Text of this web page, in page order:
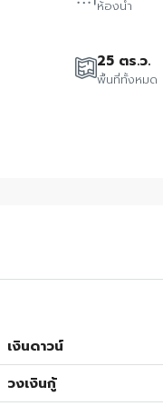
ห้องน้ำ
25 ตร.ว.
พื้นที่ทั้งหมด
เงินดาวน์
วงเงินกู้